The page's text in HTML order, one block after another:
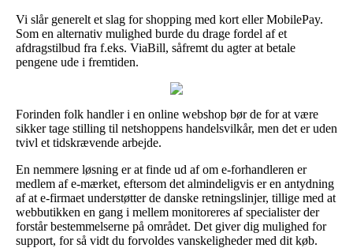
Vi slår generelt et slag for shopping med kort eller MobilePay.
Som en alternativ mulighed burde du drage fordel af et
afdragstilbud fra f.eks. ViaBill, såfremt du agter at betale
pengene ude i fremtiden.
Forinden folk handler i en online webshop bør de for at være
sikker tage stilling til netshoppens handelsvilkår, men det er uden
tvivl et tidskrævende arbejde.
En nemmere løsning er at finde ud af om e-forhandleren er
medlem af e-mærket, eftersom det almindeligvis er en antydning
af at e-firmaet understøtter de danske retningslinjer, tillige med at
webbutikken en gang i mellem monitoreres af specialister der
forstår bestemmelserne på området. Det giver dig mulighed for
support, for så vidt du forvoldes vanskeligheder med dit køb.